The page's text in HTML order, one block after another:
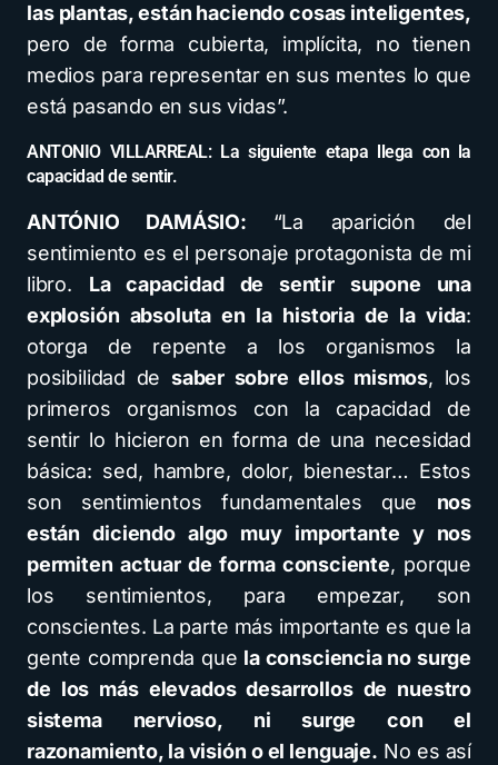
las plantas, están haciendo cosas inteligentes,
pero de forma cubierta, implícita, no tienen
medios para representar en sus mentes lo que
está pasando en sus vidas”.
ANTONIO VILLARREAL: La siguiente etapa llega con la
capacidad de sentir.
ANTÓNIO DAMÁSIO: “La aparición del
sentimiento es el personaje protagonista de mi
libro. La capacidad de sentir supone una
explosión absoluta en la historia de la vida:
otorga de repente a los organismos la
posibilidad de saber sobre ellos mismos, los
primeros organismos con la capacidad de
sentir lo hicieron en forma de una necesidad
básica: sed, hambre, dolor, bienestar… Estos
son sentimientos fundamentales que nos
están diciendo algo muy importante y nos
permiten actuar de forma consciente, porque
los sentimientos, para empezar, son
conscientes. La parte más importante es que la
gente comprenda que la consciencia no surge
de los más elevados desarrollos de nuestro
sistema nervioso, ni surge con el
razonamiento, la visión o el lenguaje. No es así